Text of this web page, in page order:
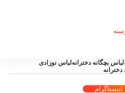
لباس بچگانه دخترانهلباس نوزادی
اینستاگرام